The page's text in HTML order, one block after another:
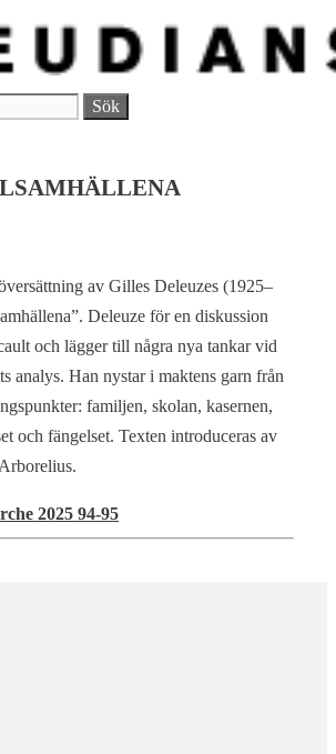
av Gilles Deleuzes (1925–
Deleuze för en diskussion
och lägger till några nya tankar vid
analys. Han nystar i maktens garn från
familjen, skolan, kasernen,
och fängelset. Texten introduceras av
2025 94-95